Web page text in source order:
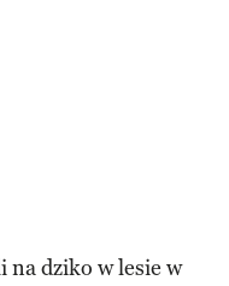
na dziko w lesie w